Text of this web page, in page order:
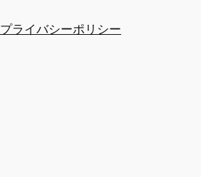
プライバシーポリシー